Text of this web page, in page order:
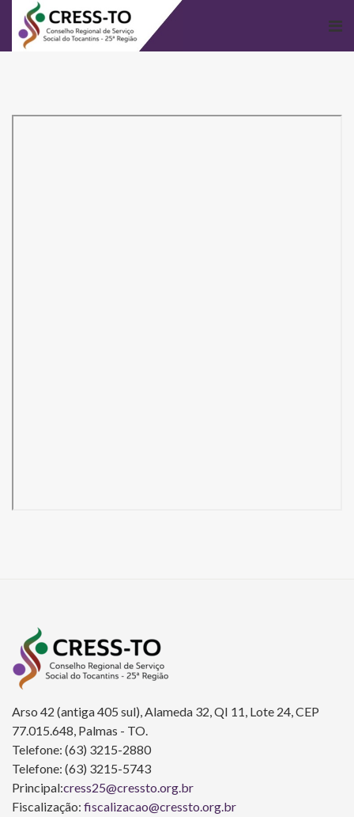
Arso 42 (antiga 405 sul), Alameda 32, QI 11, Lote 24, CEP
77.015.648, Palmas - TO.
Telefone: (63) 3215-2880
Telefone: (63) 3215-5743
Principal:cress25@cressto.org.br
Fiscalização: fiscalizacao@cressto.org.br